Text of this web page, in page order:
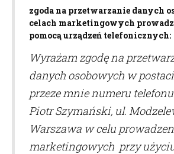
zgoda na przetwarzanie danych
celach marketingowych
pomocą urządzeń telefonicznych:
Wyrażam zgodę na
danych osobowych w
przeze mnie numeru
Piotr Szymański, ul.
Warszawa w celu
marketingowych przy